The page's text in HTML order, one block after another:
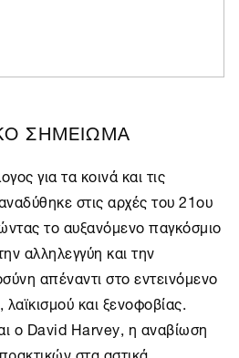
ΣΗΜΕΙΩΜΑ
για τα κοινά και τις
στις αρχές του 21ου
το αυξανόμενο παγκόσμιο
αλληλεγγύη και την
απέναντι στο εντεινόμενο
και ξενοφοβίας.
ο David Harvey, η αναβίωση